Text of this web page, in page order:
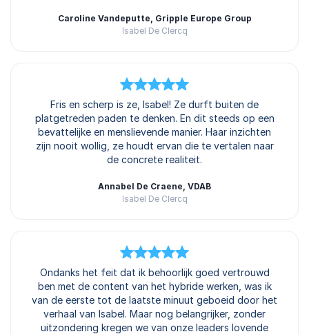
Caroline Vandeputte, Gripple Europe Group
Isabel De Clercq
van5
Fris en scherp is ze, Isabel! Ze durft buiten de
platgetreden paden te denken. En dit steeds op een
bevattelijke en menslievende manier. Haar inzichten
zijn nooit wollig, ze houdt ervan die te vertalen naar
de concrete realiteit.
Annabel De Craene, VDAB
Isabel De Clercq
van5
Ondanks het feit dat ik behoorlijk goed vertrouwd
ben met de content van het hybride werken, was ik
van de eerste tot de laatste minuut geboeid door het
verhaal van Isabel. Maar nog belangrijker, zonder
uitzondering kregen we van onze leaders lovende